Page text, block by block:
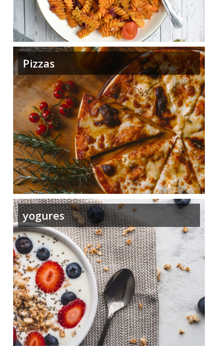
Pizzas
yogures